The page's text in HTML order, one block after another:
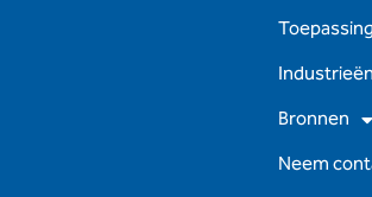
Industrieën
Bronnen
Neem